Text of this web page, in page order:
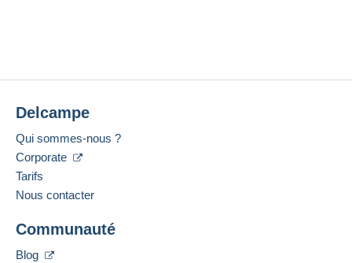
Delcampe
Qui sommes-nous ?
Corporate
Tarifs
Nous contacter
Communauté
Blog